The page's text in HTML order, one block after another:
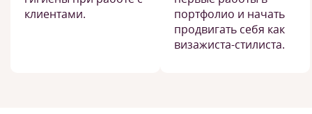
клиентами.
портфолио и начать
продвигать себя как
визажиста-стилиста.